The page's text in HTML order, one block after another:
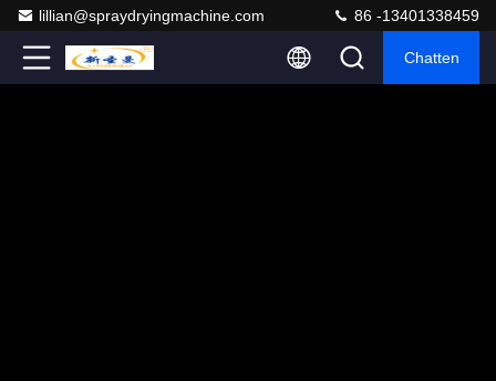
lillian@spraydryingmachine.com 86 -13401338459
Chatten